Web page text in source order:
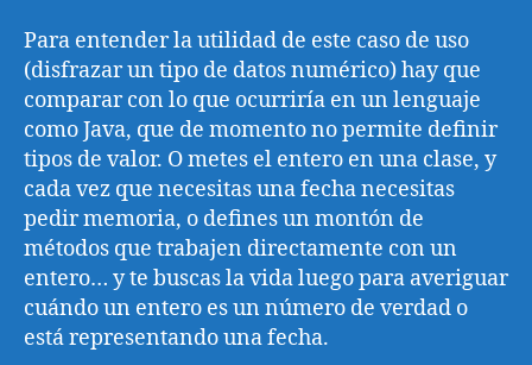
Para entender la utilidad de este caso de uso
(disfrazar un tipo de datos numérico) hay que
comparar con lo que ocurriría en un lenguaje
como Java, que de momento no permite definir
tipos de valor. O metes el entero en una clase, y
cada vez que necesitas una fecha necesitas
pedir memoria, o defines un montón de
métodos que trabajen directamente con un
entero… y te buscas la vida luego para averiguar
cuándo un entero es un número de verdad o
está representando una fecha.